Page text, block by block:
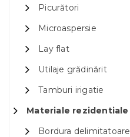
Picurători
Microaspersie
Lay flat
Utilaje grădinărit
Tamburi irigatie
Materiale rezidentiale
Bordura delimitatoare